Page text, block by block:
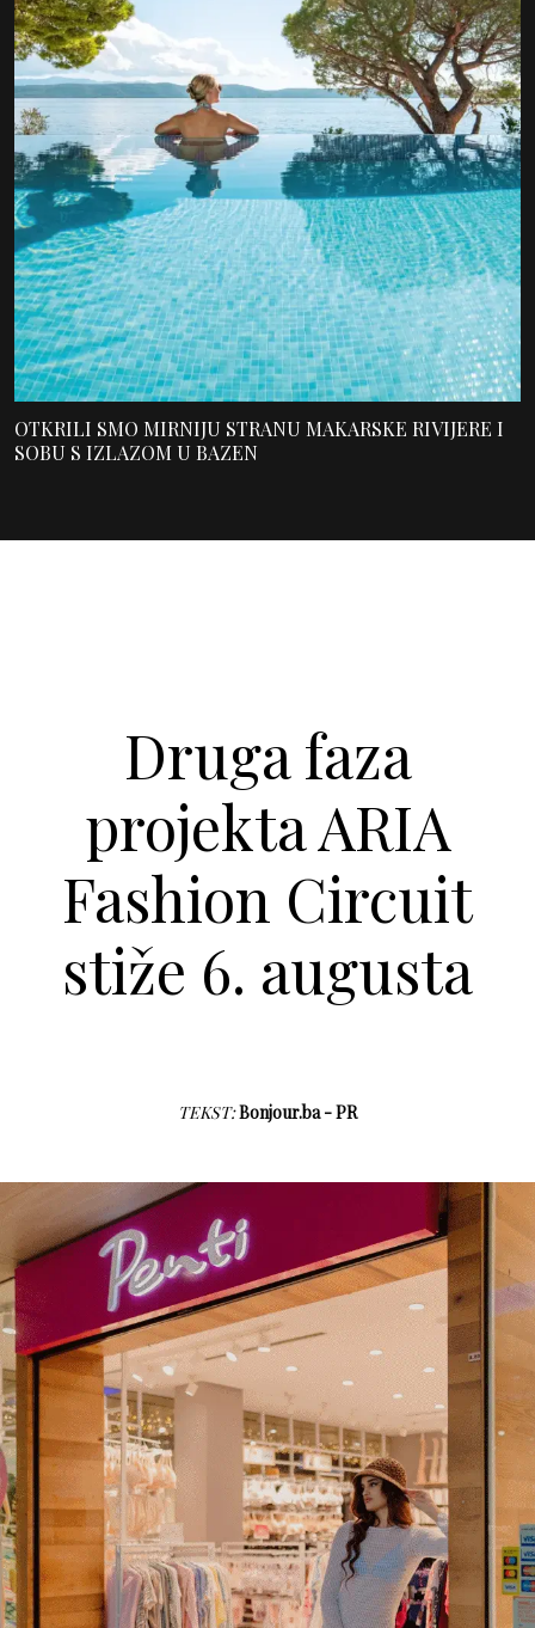
OTKRILI SMO MIRNIJU STRANU MAKARSKE RIVIJERE I
SOBU S IZLAZOM U BAZEN
Druga faza
projekta ARIA
Fashion Circuit
stiže 6. augusta
TEKST:Bonjour.ba - PR